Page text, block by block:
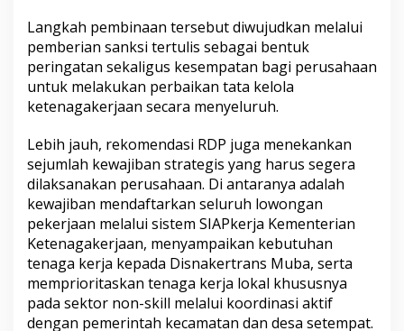
Langkah pembinaan tersebut diwujudkan melalui
pemberian sanksi tertulis sebagai bentuk
peringatan sekaligus kesempatan bagi perusahaan
untuk melakukan perbaikan tata kelola
ketenagakerjaan secara menyeluruh.
Lebih jauh, rekomendasi RDP juga menekankan
sejumlah kewajiban strategis yang harus segera
dilaksanakan perusahaan. Di antaranya adalah
kewajiban mendaftarkan seluruh lowongan
pekerjaan melalui sistem SIAPkerja Kementerian
Ketenagakerjaan, menyampaikan kebutuhan
tenaga kerja kepada Disnakertrans Muba, serta
memprioritaskan tenaga kerja lokal khususnya
pada sektor non-skill melalui koordinasi aktif
dengan pemerintah kecamatan dan desa setempat.